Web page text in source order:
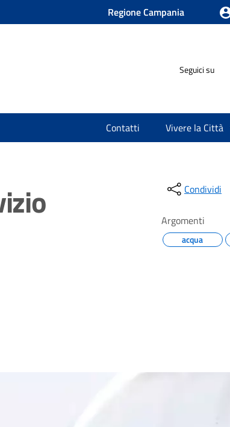
Regione Campania
Seguici su
Contatti Vivere la Città
Condividi
Argomenti
acqua